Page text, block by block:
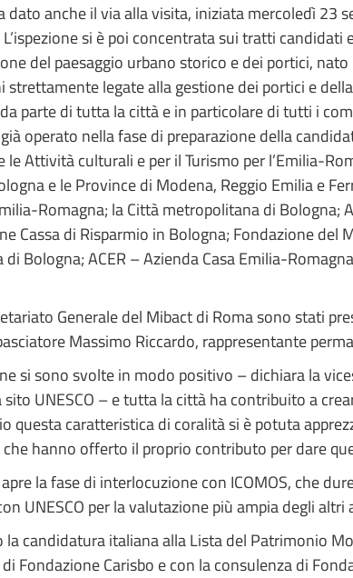
dato anche il via alla visita, iniziata mercoledì 23
si è poi concentrata sui tratti
del paesaggio urbano storico e dei portici,
strettamente legate alla gestione dei portici e
parte di tutta la città e in particolare di tutti i
operato nella fase di preparazione della
le Attività culturali e per il Turismo per l’Emilia-
e le Province di Modena, Reggio Emilia e
Romagna; la Città metropolitana di
Cassa di Risparmio in Bologna; Fondazione
Bologna; ACER – Azienda Casa Emilia-
Generale del Mibact di Roma sono stati
Massimo Riccardo, rappresentante
si sono svolte in modo positivo – dichiara la
UNESCO – e tutta la città ha contribuito a
questa caratteristica di coralità si è potuta
hanno offerto il proprio contributo per dare
la fase di interlocuzione con ICOMOS, che
UNESCO per la valutazione più ampia degli
candidatura italiana alla Lista del Patrimonio
Fondazione Carisbo e con la consulenza di